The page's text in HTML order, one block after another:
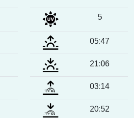
5
05:47
21:06
03:14
20:52